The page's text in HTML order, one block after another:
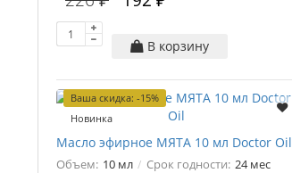
В корзину
Ваша скидка: -15%
Новинка
Масло эфирное МЯТА 10 мл Doctor Oil
Объем: 10 мл Срок годности: 24 мес